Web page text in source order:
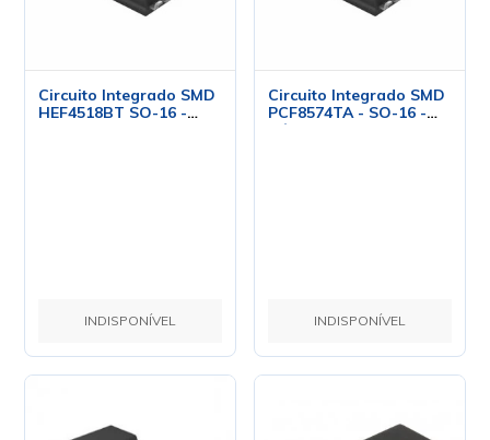
Circuito Integrado SMD
HEF4518BT SO-16 -
INDISPONÍVEL
Circuito Integrado SMD
PCF8574TA - SO-16 -
Cód. Loja 3326 - NXP
INDISPONÍVEL